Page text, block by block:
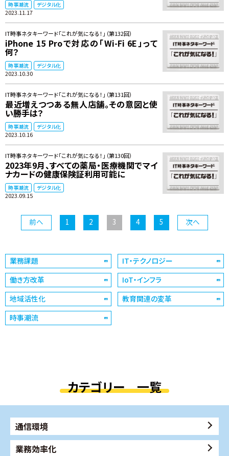
時事潮流 デジタル化
2023.11.17
IT時事ネタキーワード「これが気になる！」（第132回）
iPhone 15 Proで対応の「Wi-Fi 6E」って
何？
時事潮流 デジタル化
2023.10.30
IT時事ネタキーワード「これが気になる！」（第131回）
最近増えつつある無人店舗。その意図と使
い勝手は？
時事潮流 デジタル化
2023.10.16
IT時事ネタキーワード「これが気になる！」（第130回）
2023年9月、すべての薬局・医療機関でマイ
ナカードの健康保険証利用可能に
時事潮流 デジタル化
2023.09.15
前へ 1 2 3 4 5 次へ
業務課題
IT・テクノロジー
働き方改革
IoT・インフラ
地域活性化
教育関連の変革
時事潮流
カテゴリー 一覧
通信環境
業務効率化